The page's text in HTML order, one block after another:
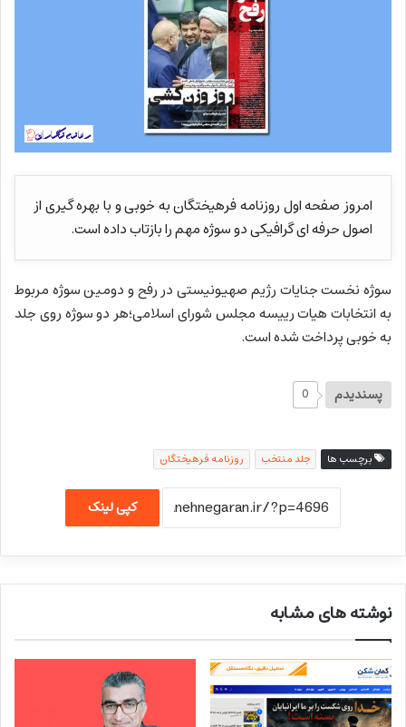
امروز صفحه اول روزنامه فرهیختگان به خوبی و با بهره گیری از
اصول حرفه ای گرافیکی دو سوژه مهم را بازتاب داده است.
سوژه نخست جنایات رژیم صهیونیستی در رفح و دومین سوژه مربوط
به انتخابات هیات رییسه مجلس شورای اسلامی؛هر دو سوژه روی جلد
به خوبی پرداخت شده است.
پسندیدم 0
برچسب ها جلد منتخب روزنامه فرهیختگان
کپی لینک
نوشته های مشابه